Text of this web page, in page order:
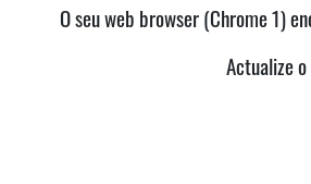
O seu web browser (Chrome 1)
Actualize